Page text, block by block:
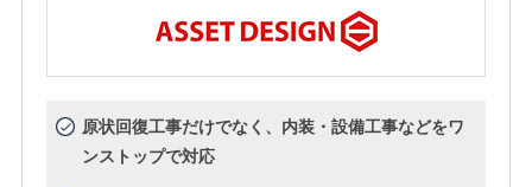
原状回復工事だけでなく、内装・設備工事などをワ
ンストップで対応